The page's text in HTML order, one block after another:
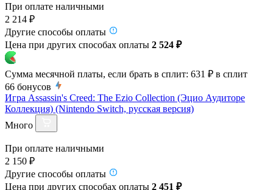
При оплате наличными
2 214 ₽
Другие способы оплаты
Цена при других способах оплаты 2 524 ₽
Сумма месячной платы, если брать в сплит: 631 ₽ в сплит
66 бонусов
Игра Assassin's Creed: The Ezio Collection (Эцио Аудиторе
Коллекция) (Nintendo Switch, русская версия)
Много
При оплате наличными
2 150 ₽
Другие способы оплаты
Цена при других способах оплаты 2 451 ₽